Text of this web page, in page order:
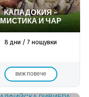
КАПАДОКИЯ –
МИСТИКА И ЧАР
8 дни / 7 нощувки
виж повече